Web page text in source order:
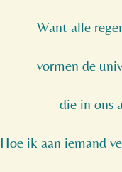
Want alle
vormen de
die in ons
Hoe ik aan iemand